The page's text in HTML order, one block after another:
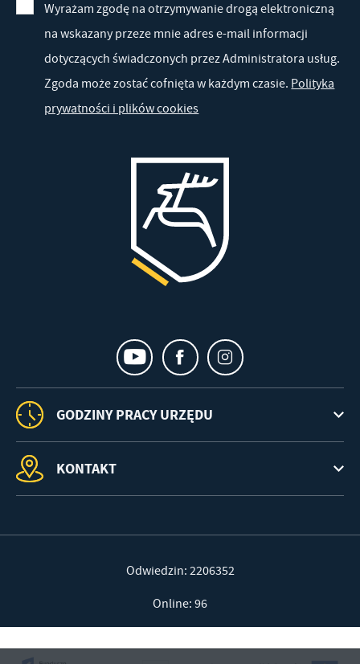
Wyrażam zgodę na otrzymywanie drogą elektroniczną
na wskazany przeze mnie adres e-mail informacji
dotyczących świadczonych przez Administratora usług.
Zgoda może zostać cofnięta w każdym czasie. Polityka
prywatności i plików cookies
GODZINY PRACY URZĘDU
KONTAKT
Odwiedzin: 2206352
Online: 96